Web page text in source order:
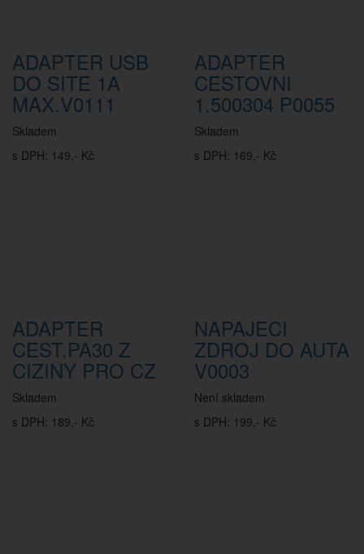
ADAPTER USB
DO SITE 1A
MAX.V0111
Skladem
s DPH: 149,- Kč
ADAPTER
CESTOVNI
1.500304 P0055
Skladem
s DPH: 169,- Kč
ADAPTER
CEST.PA30 Z
CIZINY PRO CZ
Skladem
s DPH: 189,- Kč
NAPAJECI
ZDROJ DO AUTA
V0003
Není skladem
s DPH: 199,- Kč